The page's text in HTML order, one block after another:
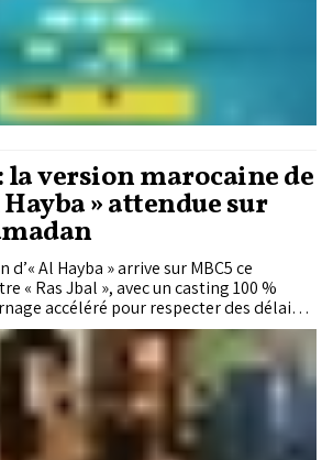
: la version marocaine de
» attendue sur
Al Hayba » arrive sur MBC5 ce
« Ras Jbal », avec un casting 100 %
accéléré pour respecter des délais
projet a immédiatement suscité
chez les fans, tandis que les premières
les acteurs confirment que l’équipe est
seulement quelques semaines de la
désormais de découvrir comment
relèvera le défi de réinterpréter l’un
de la télévision arabe.